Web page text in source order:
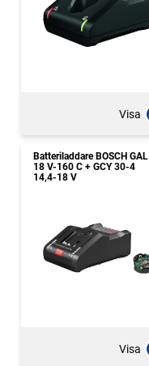
Visa
Batteriladdare BOSCH GAL
18 V-160 C + GCY 30-4
14,4-18 V
Visa